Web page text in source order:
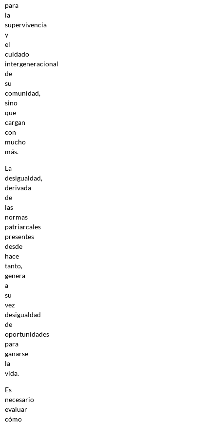
para
la
supervivencia
y
el
cuidado
intergeneracional
de
su
comunidad,
sino
que
cargan
con
mucho
más.
La
desigualdad,
derivada
de
las
normas
patriarcales
presentes
desde
hace
tanto,
genera
a
su
vez
desigualdad
de
oportunidades
para
ganarse
la
vida.
Es
necesario
evaluar
cómo